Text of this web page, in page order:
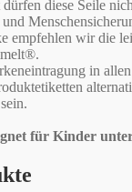
diese Seile
empfehlen wir die
in allen
für Kinder